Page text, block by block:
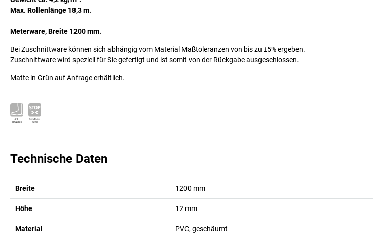
Max. Rollenlänge 18,3 m.
Meterware, Breite 1200 mm.
Bei Zuschnittware können sich abhängig vom Material Maßtoleranzen von bis zu ±5% ergeben.
Zuschnittware wird speziell für Sie gefertigt und ist somit von der Rückgabe ausgeschlossen.
Matte in Grün auf Anfrage erhältlich.
Technische Daten
Breite 1200 mm
Höhe 12 mm
Material PVC, geschäumt